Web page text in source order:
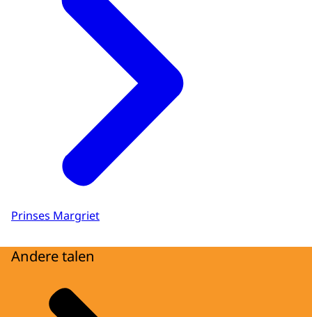
Prinses Margriet
Andere talen